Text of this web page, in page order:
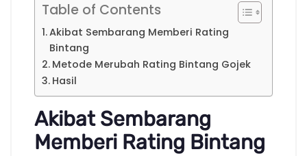
Table of Contents
Akibat Sembarang Memberi Rating
Bintang
Metode Merubah Rating Bintang Gojek
Hasil
Akibat Sembarang
Memberi Rating Bintang